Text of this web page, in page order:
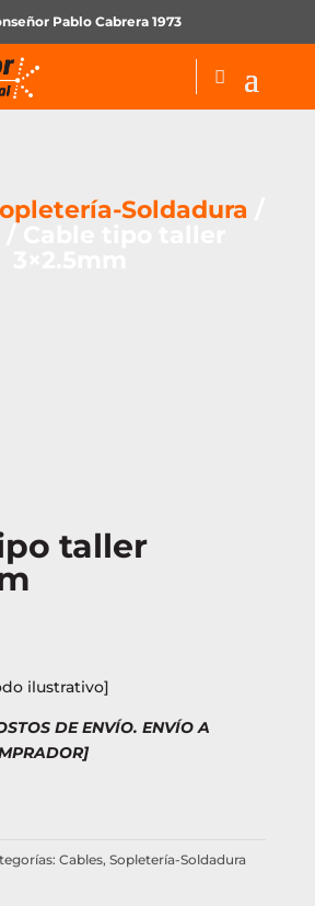
Pablo Cabrera 1973
Soldadura
/ Cable tipo taller
taller
ilustrativo]
DE ENVÍO. ENVÍO A
Cables, Sopletería-Soldadura